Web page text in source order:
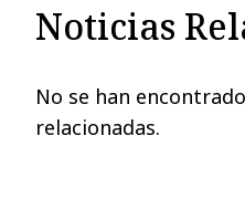
Noticias
No se han
relacionadas.